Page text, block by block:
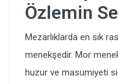
Özlemin
Mezarlıklarda en sık
menekşedir. Mor
huzur ve masumiyeti